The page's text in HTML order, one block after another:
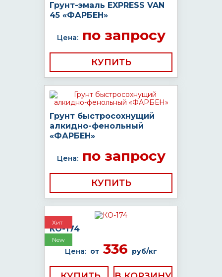
Грунт-эмаль EXPRESS VAN
45 «ФАРБЕН»
Цена:по запросу
КУПИТЬ
Грунт быстросохнущий
алкидно-фенольный
«ФАРБЕН»
Цена:по запросу
КУПИТЬ
Хит
New
КО-174
Цена: от 336 руб/кг